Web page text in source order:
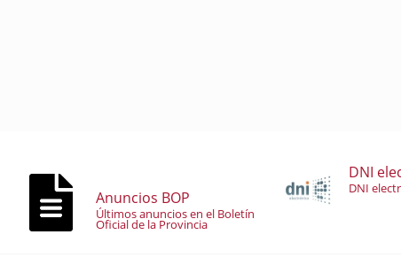
Anuncios BOP
Últimos anuncios en el Boletín
Oficial de la Provincia
DNI
DNI